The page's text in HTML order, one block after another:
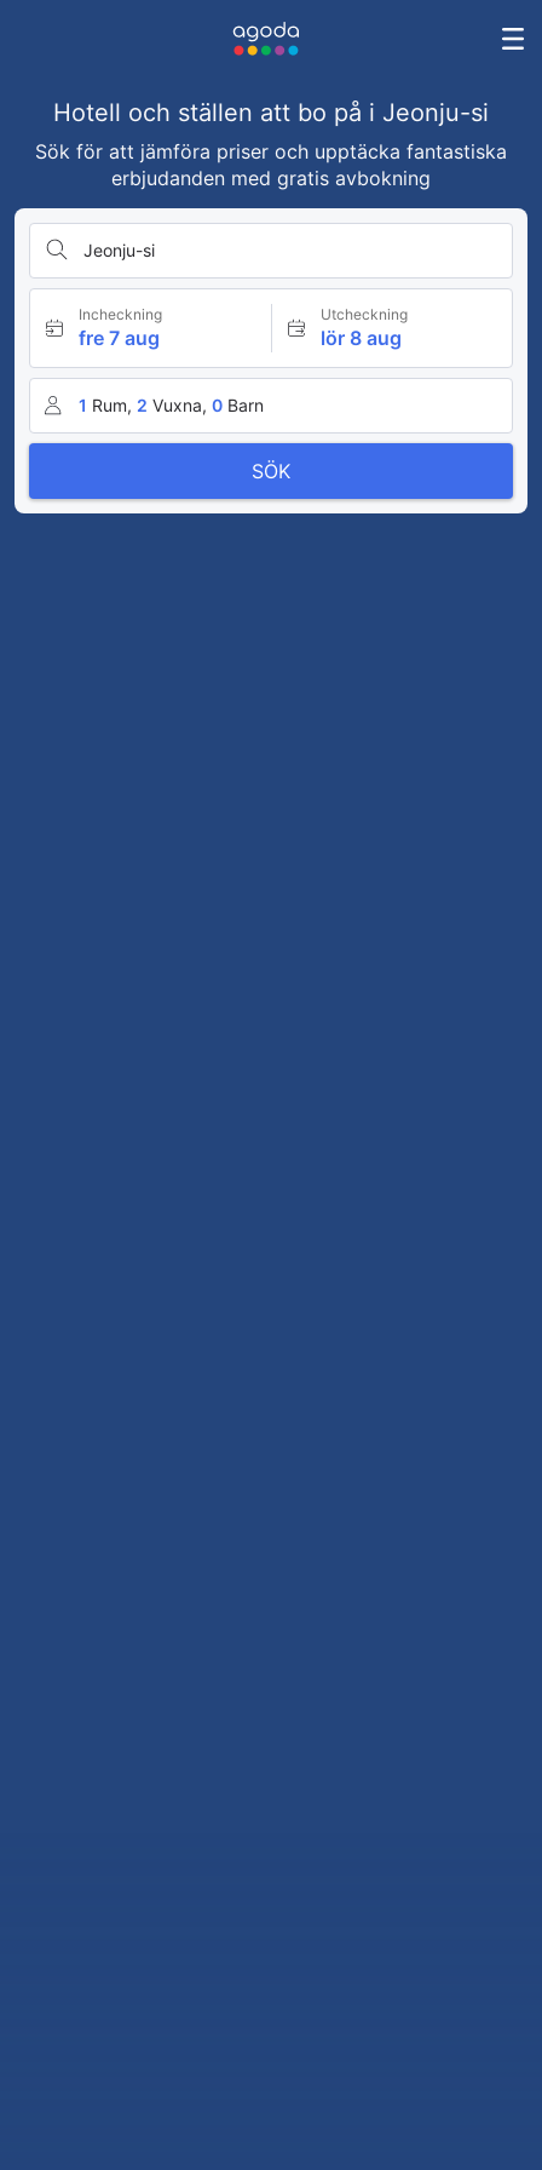
Hotell och ställen att bo på i Jeonju-si
Sök för att jämföra priser och upptäcka fantastiska
erbjudanden med gratis avbokning
Jeonju-si
Incheckning
fre 7 aug
Utcheckning
lör 8 aug
1 Rum, 2 Vuxna, 0 Barn
SÖK